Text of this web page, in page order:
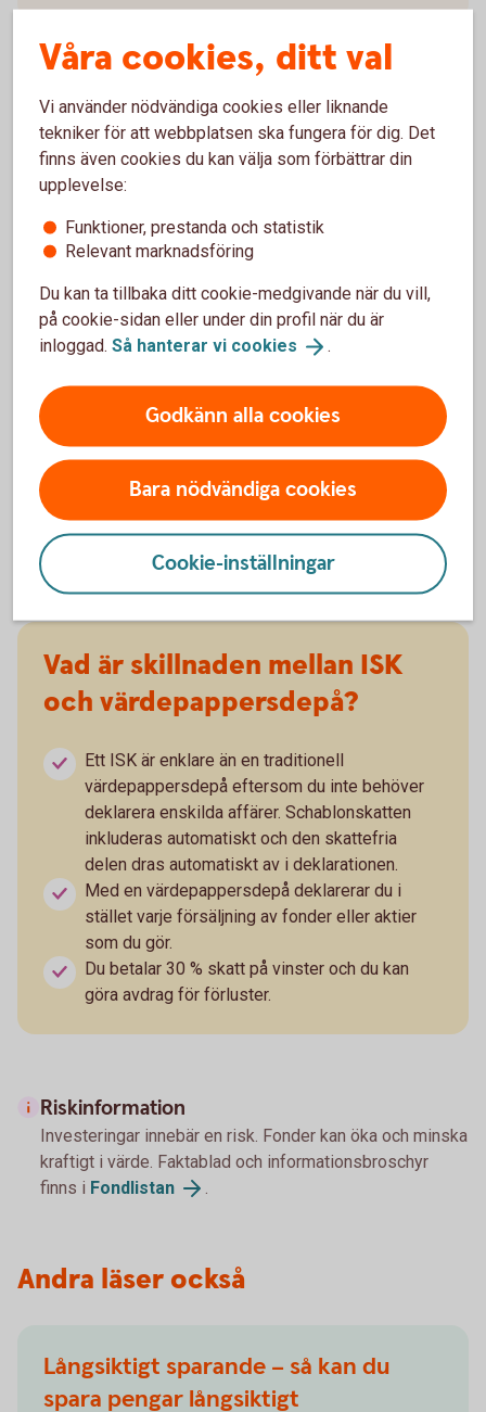
Vad är ett ISK?
Ett investeringssparkonto är en sparform där
aktier.
Du kan sälja fonder och aktier utan att behöva
redogöra för dem i din deklaration. Du betalar
alltså inte skatt om du säljer något med vinst
eller får utdelning. I stället betalar du en årlig
kontots värde vid kvartalsskiften och de
insättningar du gjort under året.
Skulle du göra en förlust på dina värdepapper
Du betalar skatt på ditt sparande på ISK
oavsett om värdet har ökat eller minskat.
Vad är skillnaden mellan ISK
och värdepappersdepå?
Ett ISK är enklare än en traditionell
värdepappersdepå eftersom du inte behöver
deklarera enskilda affärer. Schablonskatten
inkluderas automatiskt och den skattefria
delen dras automatiskt av i deklarationen.
Med en värdepappersdepå deklarerar du i
stället varje försäljning av fonder eller aktier
som du gör.
Du betalar 30 % skatt på vinster och du kan
göra avdrag för förluster.
Riskinformation
Investeringar innebär en risk. Fonder kan öka och minska
kraftigt i värde. Faktablad och informationsbroschyr
finns i Fondlistan
Andra läser också
Långsiktigt sparande – så kan du
spara pengar långsiktigt
Våra cookies, ditt val
Vi använder nödvändiga cookies eller liknande
tekniker för att webbplatsen ska fungera för dig. Det
finns även cookies du kan välja som förbättrar din
upplevelse:
Funktioner, prestanda och statistik
Relevant marknadsföring
Du kan ta tillbaka ditt cookie-medgivande när du vill,
på cookie-sidan eller under din profil när du är
inloggad. Så hanterar vi cookies .
Godkänn alla cookies
Bara nödvändiga cookies
Cookie-inställningar